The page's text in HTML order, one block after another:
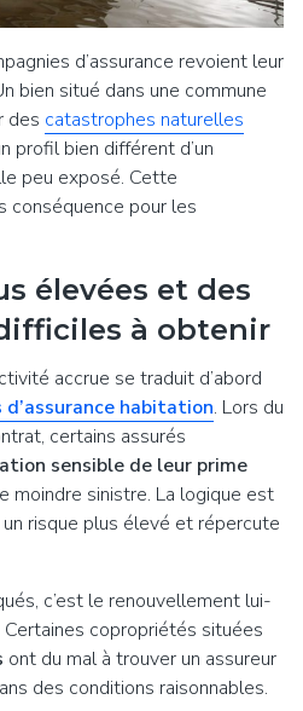
d’assurance revoient leur
bien situé dans une commune
des catastrophes naturelles
profil bien différent d’un
peu exposé. Cette
conséquence pour les
élevées et des
à obtenir
accrue se traduit d’abord
habitation. Lors du
certains assurés
sensible de leur prime
moindre sinistre. La logique est
un risque plus élevé et répercute
c’est le renouvellement lui-
copropriétés situées
ont du mal à trouver un assureur
des conditions raisonnables.